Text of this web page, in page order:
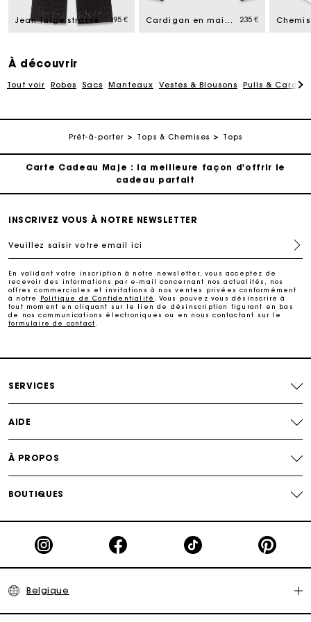
from
Jean large strassé 295 € Cardigan en maille strassée 235 €
À découvrir
Tout voir Robes Sacs Manteaux Vestes & Blousons Pulls &
Prêt-à-porter Tops & Chemises Tops
Livraison à domicile offerte sous 2 à 3 jours ouvrés.
Suivi de commande
Carte Cadeau Maje : la meilleure façon d'offrir le
cadeau parfait
Livraison à domicile offerte sous 2 à 3 jours ouvrés.
Paiement en 4x fois sans frais
Echanges & Retours offerts
Carte Cadeau Maje : la meilleure façon d'offrir le
INSCRIVEZ VOUS À NOTRE NEWSLETTER
Veuillez saisir votre email ici
En validant votre inscription à notre newsletter, vous acceptez de
recevoir des informations par e-mail concernant nos actualités, nos
offres commerciales et invitations à nos ventes privées conformément
à notre
Politique de Confidentialité
. Vous pouvez vous désinscrire à
tout moment en cliquant sur le lien de désinscription figurant en bas
de nos communications électroniques ou en nous contactant sur le
formulaire de contact
SERVICES
AIDE
À PROPOS
BOUTIQUES
Belgique